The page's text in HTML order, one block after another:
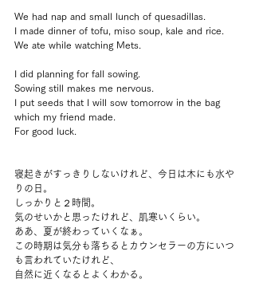
We had nap and small lunch of quesadillas.
I made dinner of tofu, miso soup, kale and rice.
We ate while watching Mets.
I did planning for fall sowing.
Sowing still makes me nervous.
I put seeds that I will sow tomorrow in the bag
which my friend made.
For good luck.
寝起きがすっきりしないけれど、今日は木にも水や
りの日。
しっかりと２時間。
気のせいかと思ったけれど、肌寒いくらい。
ああ、夏が終わっていくなぁ。
この時期は気分も落ちるとカウンセラーの方にいつ
も言われていたけれど、
自然に近くなるとよくわかる。